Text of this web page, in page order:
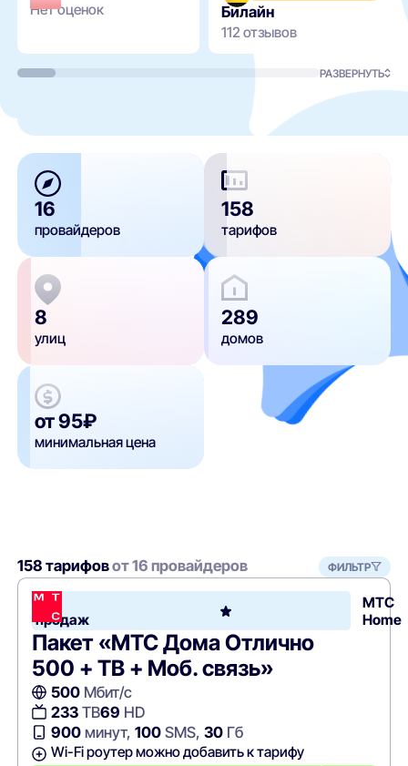
Нет оценок Билайн
112 отзывов
РАЗВЕРНУТЬ
16
провайдеров
158
тарифов
8
улиц
289
домов
от 95₽
минимальная цена
158 тарифовот 16 провайдеров ФИЛЬТР
Хит
продаж
МТС
Home
Пакет «МТС Дома Отлично
500 + ТВ + Моб. связь»
500Мбит/с
233ТВ69 HD
900минут, 100SMS, 30Гб
Wi-Fi роутер можно добавить к тарифу